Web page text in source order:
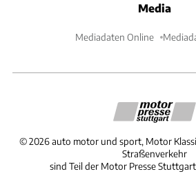
Media
Mediadaten Online
©2026 auto motor und sport, Motor
Straßenverkehr
sind Teil der Motor Presse Stuttgart